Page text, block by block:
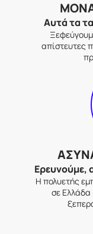
Αυτά τα
απίστευτες
Ερευνούμε,
Η πολυετής
σε Ελλάδα